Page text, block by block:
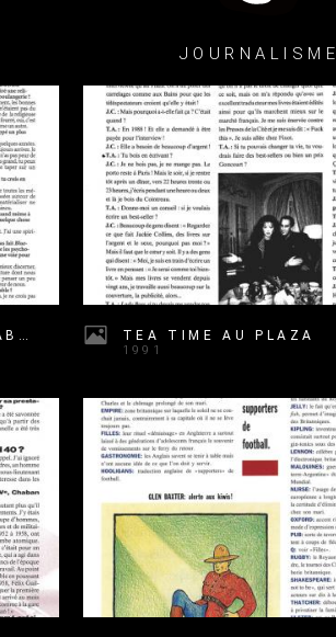
JOURNALISME
TEA TIME AU PLAZA
1991